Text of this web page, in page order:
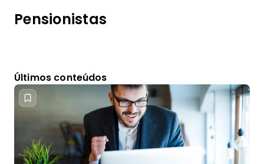
Pensionistas
Últimos conteúdos